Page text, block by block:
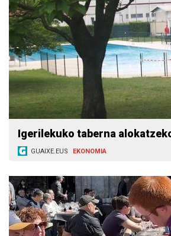
Igerilekuko taberna
GUAIXE.EUS EKONOMIA